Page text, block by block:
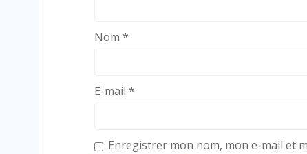
Nom *
E-mail *
Enregistrer mon nom, mon e-mail et